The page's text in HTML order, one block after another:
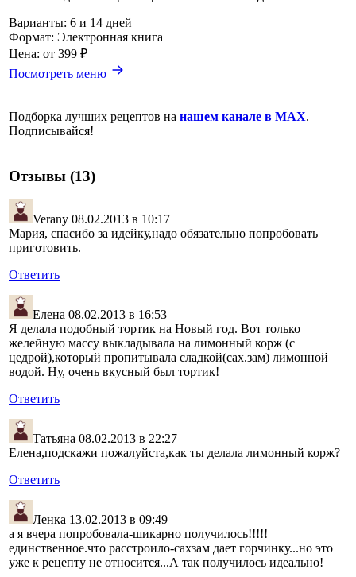
Варианты: 6 и 14 дней
Формат: Электронная книга
Цена: от 399 ₽
Посмотреть меню
Подборка лучших рецептов на нашем канале в MAX.
Подписывайся!
Отзывы (13)
Verany 08.02.2013 в 10:17
Мария, спасибо за идейку,надо обязательно попробовать
приготовить.
Ответить
Елена 08.02.2013 в 16:53
Я делала подобный тортик на Новый год. Вот только
желейную массу выкладывала на лимонный корж (с
цедрой),который пропитывала сладкой(сах.зам) лимонной
водой. Ну, очень вкусный был тортик!
Ответить
Татьяна 08.02.2013 в 22:27
Елена,подскажи пожалуйста,как ты делала лимонный корж?
Ответить
Ленка 13.02.2013 в 09:49
а я вчера попробовала-шикарно получилось!!!!!
единственное.что расстроило-сахзам дает горчинку...но это
уже к рецепту не относится...А так получилось идеально!